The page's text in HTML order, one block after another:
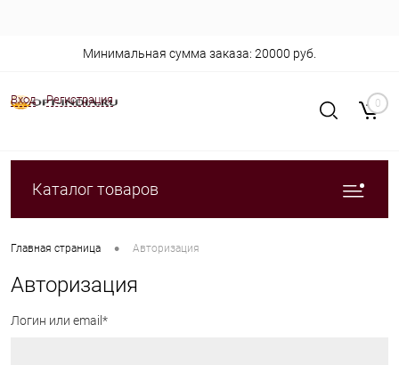
Вход Регистрация
Минимальная сумма заказа: 20000 руб.
0
Каталог товаров
Главная страница • Авторизация
Авторизация
Логин или email*